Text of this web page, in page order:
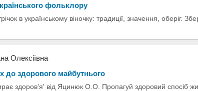
фольклору
в українському віночку: традиції, значення, оберіг.
Олексіївна
здорового майбутнього
здоров’я' від Яцинюк О.О. Пропагуй здоровий спосіб